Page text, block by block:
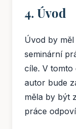
4. Úvod
Úvod by
seminární
cíle. V tomto
autor bude
měla by být
práce